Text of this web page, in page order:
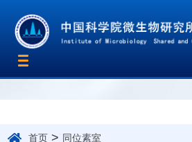
首页 > 同位素室